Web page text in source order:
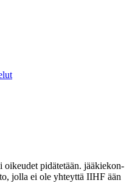
pidätetään. jääkiekon-
jolla ei ole yhteyttä IIHF ään